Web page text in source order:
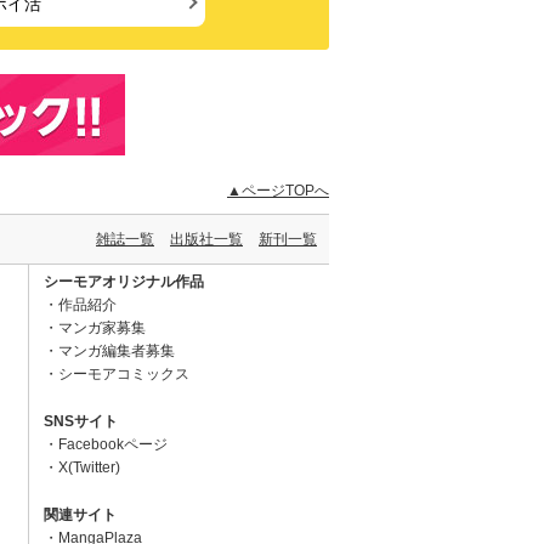
▲ページTOPへ
雑誌一覧 出版社一覧 新刊一覧
シーモアオリジナル作品
作品紹介
マンガ家募集
マンガ編集者募集
シーモアコミックス
SNSサイト
Facebookページ
X(Twitter)
関連サイト
MangaPlaza